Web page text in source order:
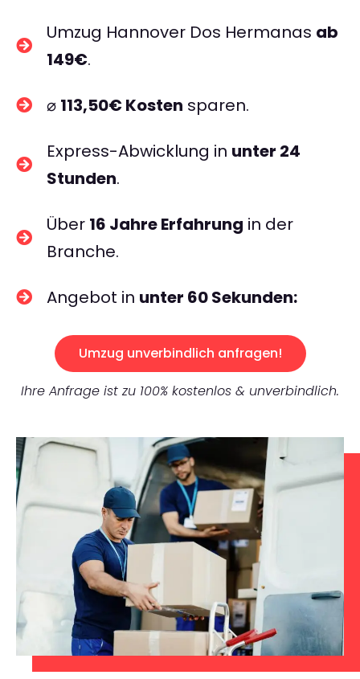
Umzug Hannover Dos Hermanas ab
149€.
⌀ 113,50€ Kosten sparen.
Express-Abwicklung in unter 24
Stunden.
Über 16 Jahre Erfahrung in der
Branche.
Angebot in unter 60 Sekunden:
Umzug unverbindlich anfragen!
Ihre Anfrage ist zu 100% kostenlos & unverbindlich.